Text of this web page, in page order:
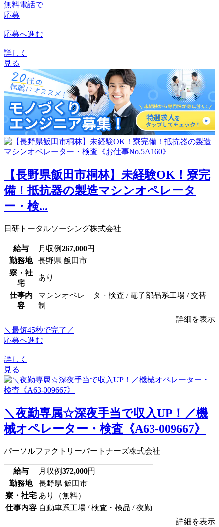
無料電話で
応募
応募へ進む
詳しく
見る
【長野県飯田市桐林】未経験OK！寮完
備！抵抗器の製造マシンオペレータ
ー・検...
日研トータルソーシング株式会社
給与 月収例267,000円
勤務地
長野県 飯田市
寮・社
宅
あり
仕事内
容
マシンオペレータ・検査 / 電子部品系工場 / 交替
制
詳細を表示
＼最短45秒で完了／
応募へ進む
詳しく
見る
＼夜勤専属☆深夜手当で収入UP！／機
械オペレーター・検査《A63-009667》
パーソルファクトリーパートナーズ株式会社
給与 月収例372,000円
勤務地
長野県 飯田市
寮・社宅 あり（無料）
仕事内容 自動車系工場 / 検査・検品 / 夜勤
詳細を表示